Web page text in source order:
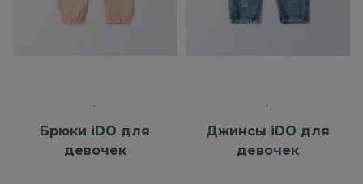
Брюки iDO для
девочек
Джинсы iDO для
девочек